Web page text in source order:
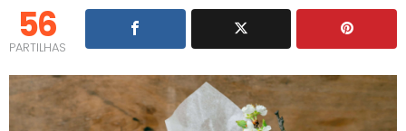
56
PARTILHAS